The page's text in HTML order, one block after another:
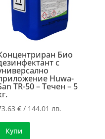
Био
с
Huwa-
TR-50 – Течен – 5
€ / 144.01 лв.
Купи